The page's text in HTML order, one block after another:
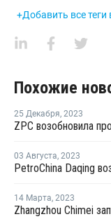
+Добавить все теги
Похожие
25 Декабря, 2023
03 Августа, 2023
PetroChina Daqing
14 Марта, 2023
Zhangzhou Chimei